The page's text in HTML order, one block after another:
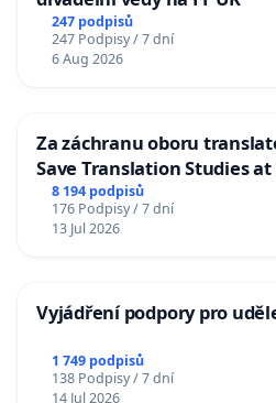
247 podpisů
247 Podpisy / 7 dní
6 Aug 2026
Za záchranu oboru
Save Translation Studies
Charles University
8 194 podpisů
176 Podpisy / 7 dní
13 Jul 2026
Vyjádření podpory pro
1 749 podpisů
138 Podpisy / 7 dní
14 Jul 2026